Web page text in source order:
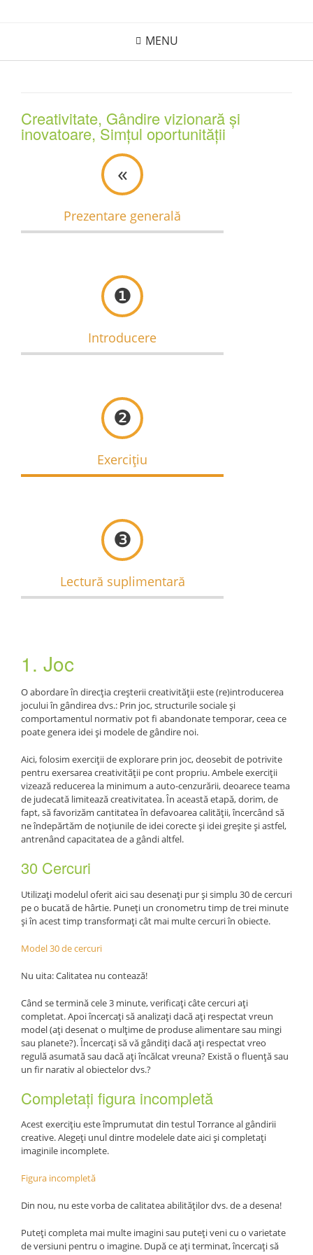
MENU
Creativitate, Gândire vizionară și
inovatoare, Simțul oportunității
«
Prezentare generală
❶
Introducere
❷
Exercițiu
❸
Lectură suplimentară
1. Joc
O abordare în direcția creșterii creativității este (re)introducerea
jocului în gândirea dvs.: Prin joc, structurile sociale și
comportamentul normativ pot fi abandonate temporar, ceea ce
poate genera idei și modele de gândire noi.
Aici, folosim exerciții de explorare prin joc, deosebit de potrivite
pentru exersarea creativității pe cont propriu. Ambele exerciții
vizează reducerea la minimum a auto-cenzurării, deoarece teama
de judecată limitează creativitatea. În această etapă, dorim, de
fapt, să favorizăm cantitatea în defavoarea calității, încercând să
ne îndepărtăm de noțiunile de idei corecte și idei greșite și astfel,
antrenând capacitatea de a gândi altfel.
30 Cercuri
Utilizați modelul oferit aici sau desenați pur și simplu 30 de cercuri
pe o bucată de hârtie. Puneți un cronometru timp de trei minute
și în acest timp transformați cât mai multe cercuri în obiecte.
Model 30 de cercuri
Nu uita: Calitatea nu contează!
Când se termină cele 3 minute, verificați câte cercuri ați
completat. Apoi încercați să analizați dacă ați respectat vreun
model (ați desenat o mulțime de produse alimentare sau mingi
sau planete?). Încercați să vă gândiți dacă ați respectat vreo
regulă asumată sau dacă ați încălcat vreuna? Există o fluență sau
un fir narativ al obiectelor dvs.?
Completați figura incompletă
Acest exercițiu este împrumutat din testul Torrance al gândirii
creative. Alegeți unul dintre modelele date aici și completați
imaginile incomplete.
Figura incompletă
Din nou, nu este vorba de calitatea abilităților dvs. de a desena!
Puteți completa mai multe imagini sau puteți veni cu o varietate
de versiuni pentru o imagine. După ce ați terminat, încercați să